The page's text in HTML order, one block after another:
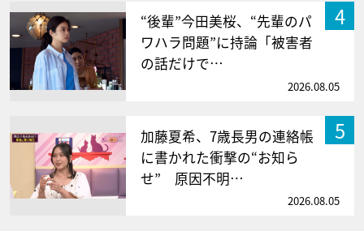
4
“後輩”今田美桜、“先輩のパ
ワハラ問題”に持論「被害者
の話だけで…
2026.08.05
5
加藤夏希、7歳長男の連絡帳
に書かれた衝撃の“お知ら
せ” 原因不明…
2026.08.05